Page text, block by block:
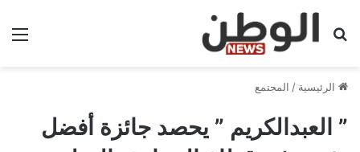
بحث عن
الرئيسية / المجتمع
” العبدالكريم ” يحصد جائزة أفضل